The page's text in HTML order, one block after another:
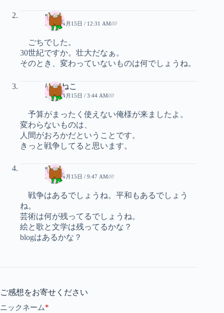
sheep
2006年4月15日 / 12:31 AM////
ごちでした。
30世紀ですか。壮大だなぁ。
そのとき、変わっていないものは何でしょうね。
ばけねこ
2006年4月15日 / 3:44 AM////
予算がまったく使えない俺様が来ましたよ。
変わらないものは、
人間がおろかだということです。
きっと戦争してると思います。
sheep
2006年4月15日 / 9:47 AM////
戦争はあるでしょうね。平和もあるでしょう
ね。
芸術は何が残ってるでしょうね。
絵と歌と文学は残ってるかな？
blogはあるかな？
ご感想をお寄せください
ニックネーム*